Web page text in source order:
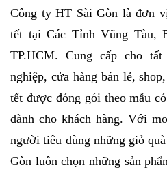
Công ty HT Sài Gòn là đơn
tết tại Các Tỉnh Vũng Tàu,
TP.HCM. Cung cấp cho
nghiệp, cửa hàng bán lẻ,
tết được đóng gói theo mẫu
dành cho khách hàng. Với
người tiêu dùng những giỏ
Gòn luôn chọn những sản